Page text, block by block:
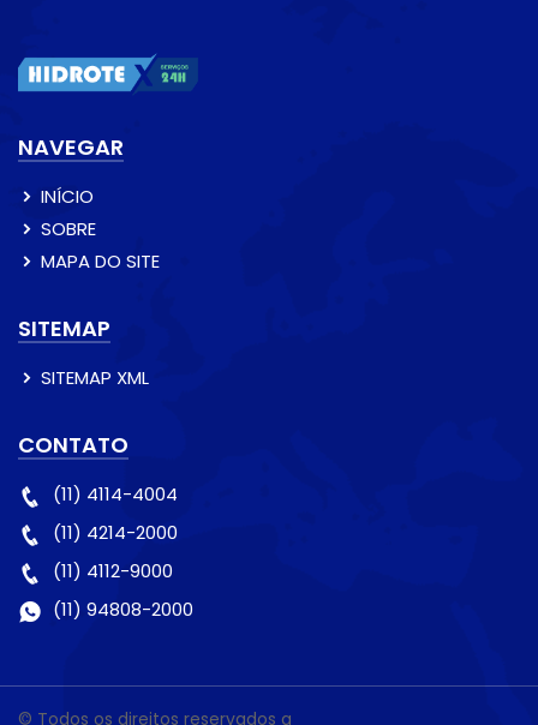
NAVEGAR
INÍCIO
SOBRE
MAPA DO SITE
SITEMAP
SITEMAP XML
CONTATO
(11) 4114-4004
(11) 4214-2000
(11) 4112-9000
(11) 94808-2000
© Todos os direitos reservados a